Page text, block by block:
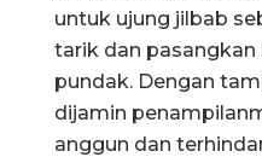
untuk ujung jilbab
tarik dan
pundak. Dengan
dijamin
anggun dan